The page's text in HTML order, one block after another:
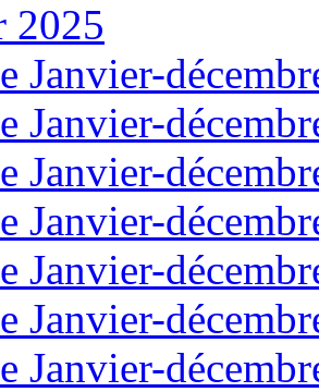
2025
Janvier-
Janvier-
Janvier-
Janvier-
Janvier-
Janvier-
Janvier-